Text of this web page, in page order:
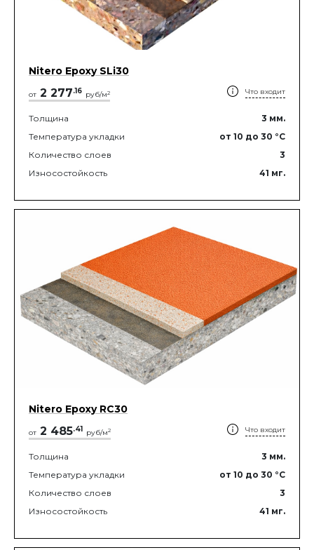
Nitero Epoxy SLi30
от 2 277.16 руб/м2 Что входит
Толщина 3 мм.
Температура укладки
от 10 до 30 °C
Количество слоев
3
Износостойкость
41 мг.
Nitero Epoxy RС30
от 2 485.41 руб/м2 Что входит
Толщина 3 мм.
Температура укладки
от 10 до 30 °C
Количество слоев
3
Износостойкость
41 мг.